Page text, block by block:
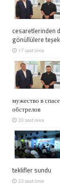
cesaretlerinden
gönüllülere
17 saat önce
мужество в
обстрелов
20 saat önce
teklifler sundu
22 saat önce